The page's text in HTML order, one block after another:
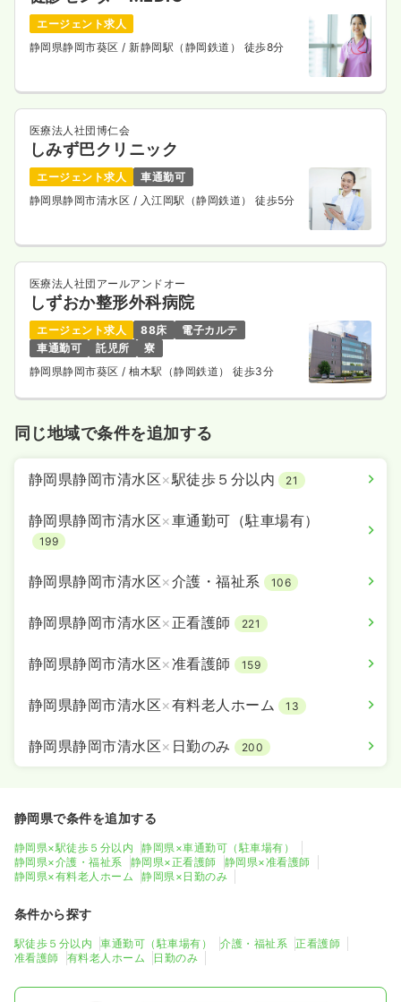
エージェント求人
静岡県静岡市葵区 / 新静岡駅（静岡鉄道） 徒歩8分
医療法人社団博仁会
しみず巴クリニック
エージェント求人
車通勤可
静岡県静岡市清水区 / 入江岡駅（静岡鉄道） 徒歩5分
医療法人社団アールアンドオー
しずおか整形外科病院
エージェント求人 88床
電子カルテ
車通勤可
託児所
寮
静岡県静岡市葵区/ 柚木駅（静岡鉄道） 徒歩3分
同じ地域で条件を追加する
静岡県静岡市清水区×駅徒歩５分以内 21
静岡県静岡市清水区×車通勤可（駐車場有）
199
静岡県静岡市清水区×介護・福祉系 106
静岡県静岡市清水区× 正看護師 221
静岡県静岡市清水区×准看護師 159
静岡県静岡市清水区×有料老人ホーム 13
静岡県静岡市清水区× 日勤のみ 200
静岡県で条件を追加する
静岡県×駅徒歩５分以内
静岡県×車通勤可（駐車場有）
静岡県×介護・福祉系
静岡県×正看護師
静岡県×准看護師
静岡県×有料老人ホーム
静岡県×日勤のみ
条件から探す
駅徒歩５分以内 車通勤可（駐車場有） 介護・福祉系
正看護師
准看護師
有料老人ホーム 日勤のみ